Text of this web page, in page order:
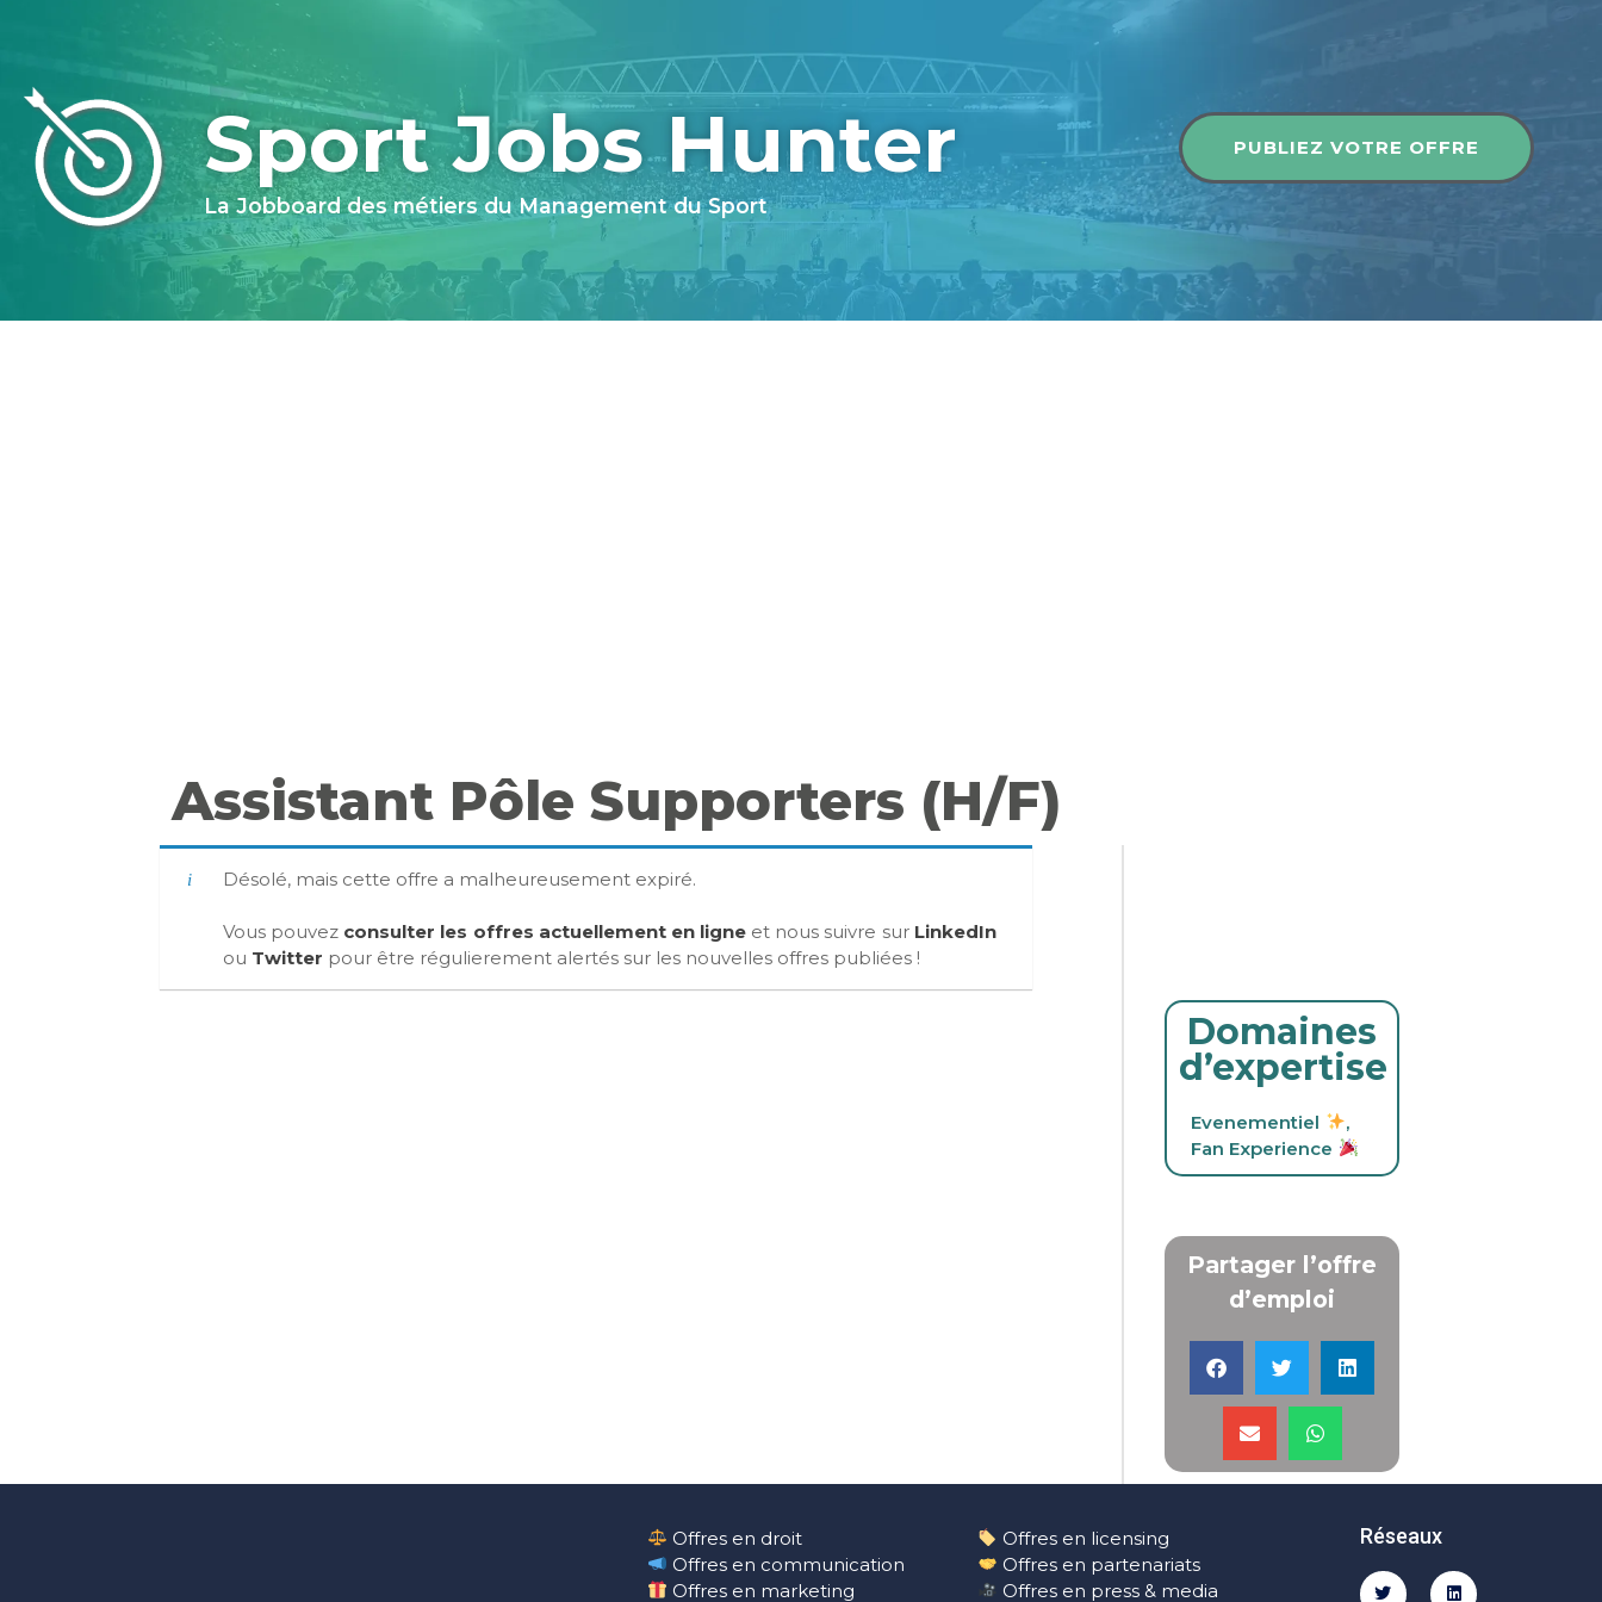
Sport Jobs Hunter
La Jobboard des métiers du Management du Sport
PUBLIEZ VOTRE OFFRE
Assistant Pôle Supporters (H/F)
Désolé, mais cette offre a malheureusement expiré.
Vous pouvez consulter les offres actuellement en ligneet nous suivre sur LinkedIn
ou Twitter pour être régulierement alertés sur les nouvelles offres publiées !
Domaines
d’expertise
Evenementiel
,
Fan Experience
Partager l’offre
d’emploi
Offres en droit
Offres en communication
Offres en marketing
Offres en licensing
Offres en partenariats
Offres en press & media
Réseaux